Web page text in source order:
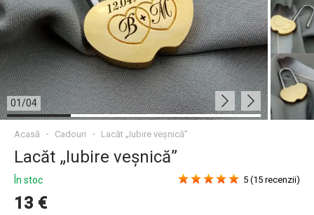
01 /04
Acasă Cadouri Lacăt „Iubire veșnică”
Lacăt „Iubire veșnică”
În stoc
13 €
5 (15 recenzii)